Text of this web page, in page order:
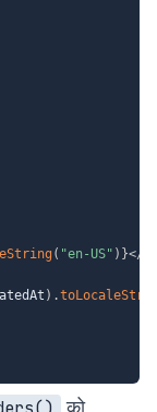
( "en-US" ) }</
) .
को